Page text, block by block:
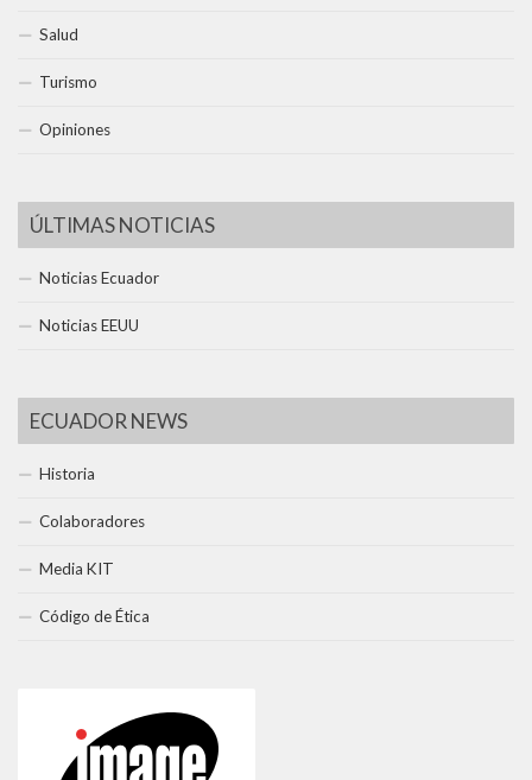
Salud
Turismo
Opiniones
ÚLTIMAS NOTICIAS
Noticias Ecuador
Noticias EEUU
ECUADOR NEWS
Historia
Colaboradores
Media KIT
Código de Ética